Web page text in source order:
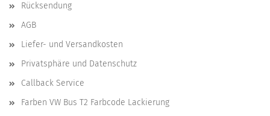
Rücksendung
AGB
Liefer- und Versandkosten
Privatsphäre und Datenschutz
Callback Service
Farben VW Bus T2 Farbcode Lackierung